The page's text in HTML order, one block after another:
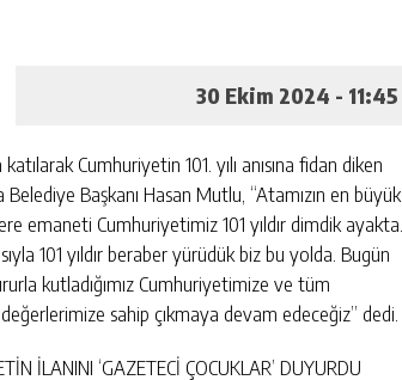
30 Ekim 2024 - 11:45
Cumhuriyetin 101. yılı anısına fidan diken
Başkanı Hasan Mutlu, “Atamızın en büyük
emaneti Cumhuriyetimiz 101 yıldır dimdik ayakta.
101 yıldır beraber yürüdük biz bu yolda. Bugün
kutladığımız Cumhuriyetimize ve tüm
sahip çıkmaya devam edeceğiz” dedi.
İLANINI ‘GAZETECİ ÇOCUKLAR’ DUYURDU